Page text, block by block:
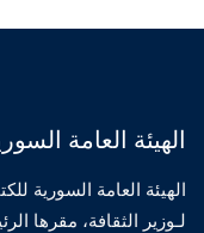
الهيئة العامة
الهيئة العامة السورية
لـوزير الثقافة، مقرها